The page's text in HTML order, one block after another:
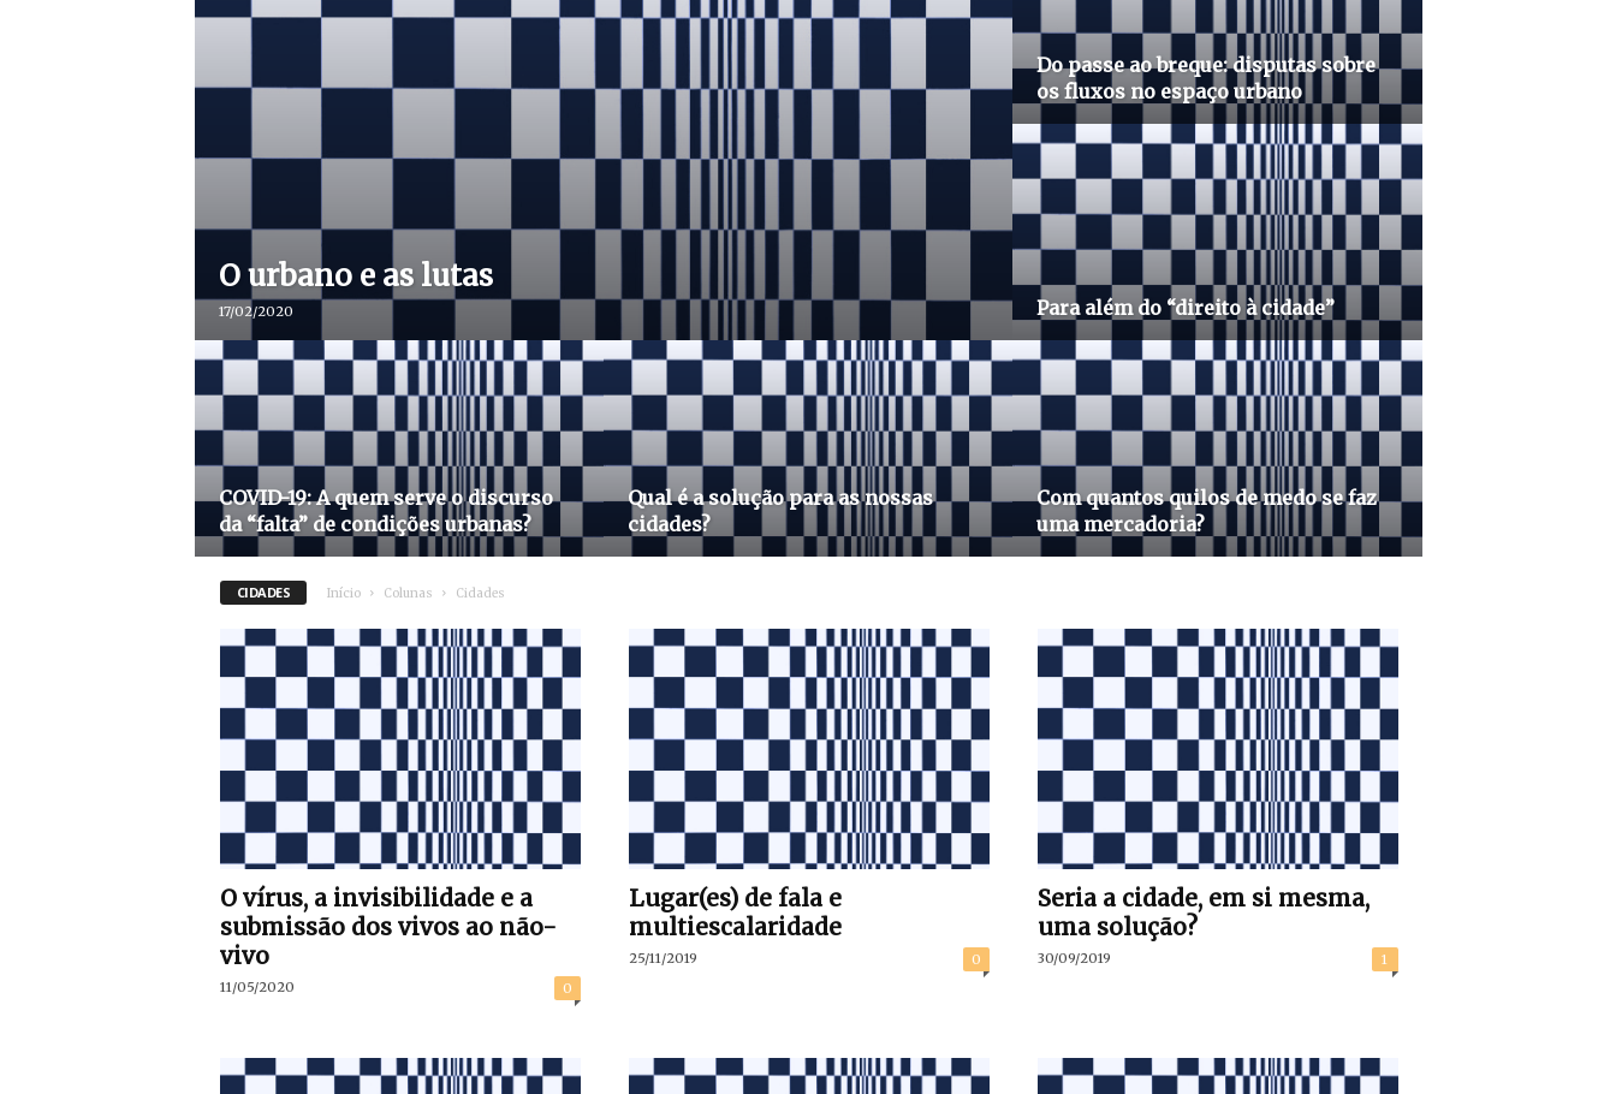
O urbano e as lutas
17/02/2020
Do passe ao breque: disputas sobre
os fluxos no espaço urbano
Para além do “direito à cidade”
COVID-19: A quem serve o discurso
da “falta” de condições urbanas?
Qual é a solução para as nossas
cidades?
Com quantos quilos de medo se faz
uma mercadoria?
CIDADES Início Colunas Cidades
O vírus, a invisibilidade e a
submissão dos vivos ao não-
vivo
11/05/2020 0
Lugar(es) de fala e
multiescalaridade
25/11/2019 0
Seria a cidade, em si mesma,
uma solução?
30/09/2019 1